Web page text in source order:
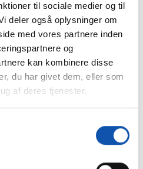
til sociale medier og til
deler også oplysninger om
med vores partnere inden
og
kan kombinere disse
du har givet dem, eller som
af deres tjenester.
mening og komme flest
vi overvejende sport og
er sportsklubber, idræts-
af frivillige
tilskud være afgørende
Den slags
mere end tak for.
berettiger os til omtale,
i relationen. Fx fribilletter
godt eksempel på dette er